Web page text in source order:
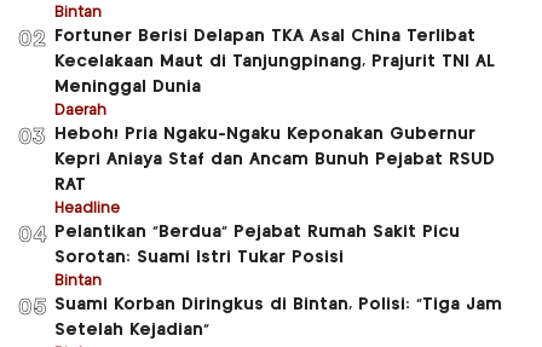
Bintan
02
Fortuner Berisi Delapan TKA Asal China Terlibat
Kecelakaan Maut di Tanjungpinang, Prajurit TNI AL
Meninggal Dunia
Daerah
03
Heboh! Pria Ngaku-Ngaku Keponakan Gubernur
Kepri Aniaya Staf dan Ancam Bunuh Pejabat RSUD
RAT
Headline
04
Pelantikan “Berdua” Pejabat Rumah Sakit Picu
Sorotan: Suami Istri Tukar Posisi
Bintan
05 Suami Korban Diringkus di Bintan, Polisi: “Tiga Jam
Setelah Kejadian”